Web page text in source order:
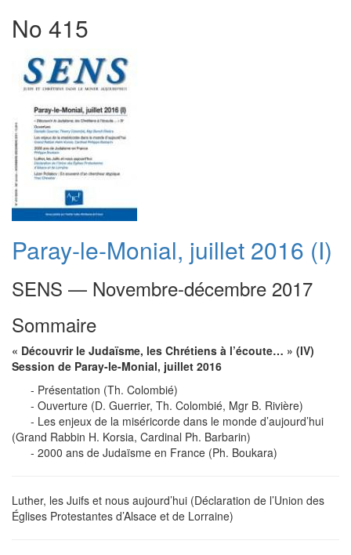
No 415
Paray-le-Monial, juillet 2016 (I)
SENS — Novembre-décembre 2017
Sommaire
« Découvrir le Judaïsme, les Chrétiens à l’écoute… » (IV)
Session de Paray-le-Monial, juillet 2016
- Présentation (Th. Colombié)
- Ouverture (D. Guerrier, Th. Colombié, Mgr B. Rivière)
- Les enjeux de la miséricorde dans le monde d’aujourd’hui
(Grand Rabbin H. Korsia, Cardinal Ph. Barbarin)
- 2000 ans de Judaïsme en France (Ph. Boukara)
Luther, les Juifs et nous aujourd’hui (Déclaration de l’Union des
Églises Protestantes d’Alsace et de Lorraine)